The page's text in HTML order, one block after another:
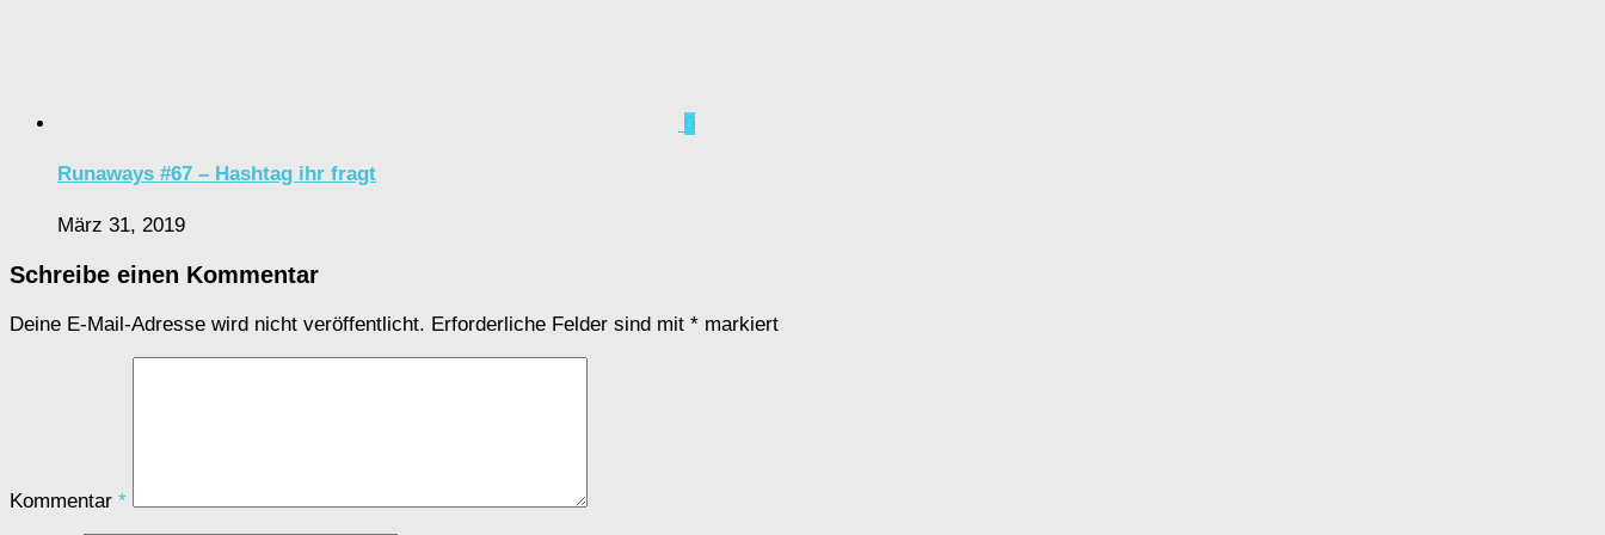
0
Runaways #67 – Hashtag ihr fragt
März 31, 2019
Schreibe einen Kommentar
Deine E-Mail-Adresse wird nicht veröffentlicht. Erforderliche Felder sind mit * markiert
Kommentar *